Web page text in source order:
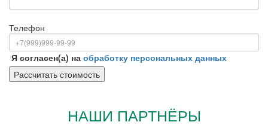
Телефон
Я согласен(а) на обработку персональных данных
НАШИ ПАРТНЁРЫ